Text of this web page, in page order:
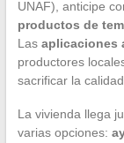
UNAF), anticipe
productos de
Las aplicaciones
productores
sacrificar la calidad.
La vivienda llega
varias opciones: